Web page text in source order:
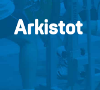
Arkistot